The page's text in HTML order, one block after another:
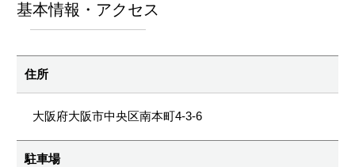
基本情報・アクセス
住所
大阪府大阪市中央区南本町4-3-6
駐車場